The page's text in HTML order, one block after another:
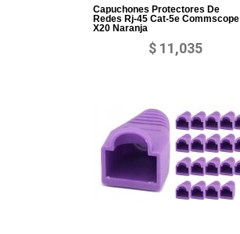
Capuchones Protectores De
Redes Rj-45 Cat-5e Commscope
X20 Naranja
$ 11,035